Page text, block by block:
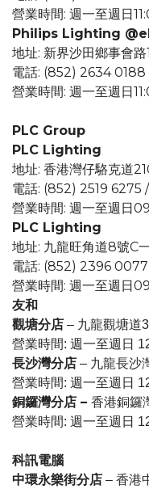
營業時間: 週一至週日
Philips Lighting @el
地址: 新界沙田鄉事會
電話: (852) 2634 0188
營業時間: 週一至週日
PLC Group
PLC Lighting
地址: 香港灣仔駱克道
電話: (852) 2519
營業時間: 週一至週日
PLC Lighting
地址: 九龍旺角道8號C
電話: (852) 2396
營業時間: 週一至週日
友和
觀塘分店 – 九龍觀塘道
營業時間: 週一至週日
長沙灣分店 – 九龍長沙
營業時間: 週一至週日
銅鑼灣分店 – 香港銅鑼
營業時間: 週一至週日
科訊電腦
中環永樂街分店 – 香港